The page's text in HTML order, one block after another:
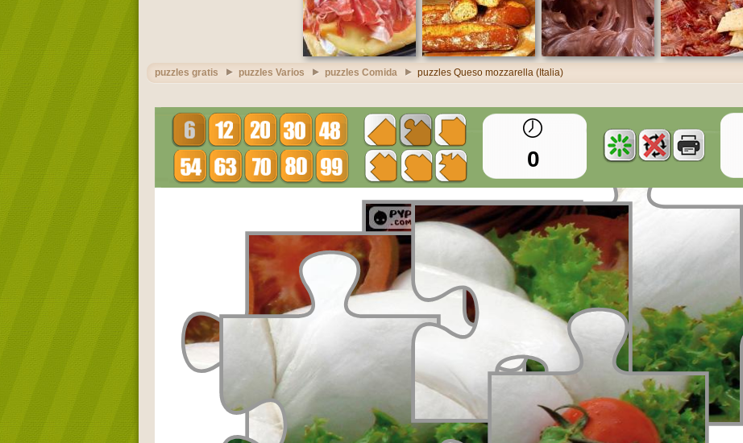
puzzles gratis puzzles Varios puzzles Comida puzzles Queso mozzarella (Italia)
0